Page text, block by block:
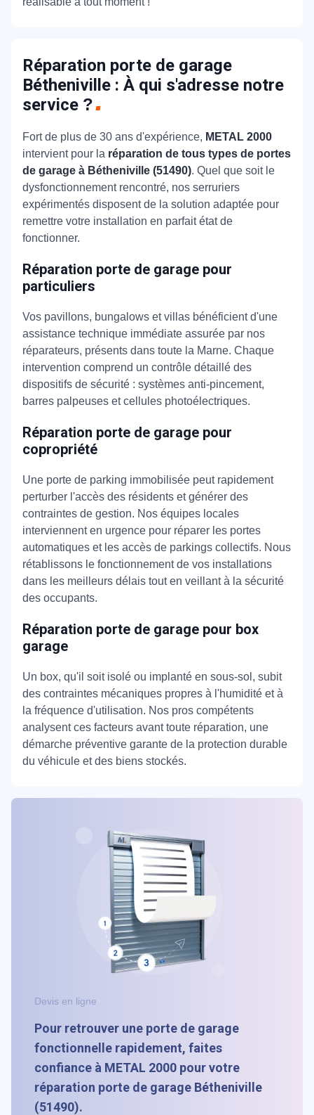
Réparation porte de garage
Bétheniville : À qui s'adresse notre
service ?
Fort de plus de 30 ans d'expérience, METAL 2000
intervient pour la réparation de tous types de portes
de garage à Bétheniville (51490). Quel que soit le
dysfonctionnement rencontré, nos serruriers
expérimentés disposent de la solution adaptée pour
remettre votre installation en parfait état de
fonctionner.
Réparation porte de garage pour
particuliers
Vos pavillons, bungalows et villas bénéficient d'une
assistance technique immédiate assurée par nos
réparateurs, présents dans toute la Marne. Chaque
intervention comprend un contrôle détaillé des
dispositifs de sécurité : systèmes anti-pincement,
barres palpeuses et cellules photoélectriques.
Réparation porte de garage pour
copropriété
Une porte de parking immobilisée peut rapidement
perturber l'accès des résidents et générer des
contraintes de gestion. Nos équipes locales
interviennent en urgence pour réparer les portes
automatiques et les accès de parkings collectifs. Nous
rétablissons le fonctionnement de vos installations
dans les meilleurs délais tout en veillant à la sécurité
des occupants.
Réparation porte de garage pour box
garage
Un box, qu'il soit isolé ou implanté en sous-sol, subit
des contraintes mécaniques propres à l'humidité et à
la fréquence d'utilisation. Nos pros compétents
analysent ces facteurs avant toute réparation, une
démarche préventive garante de la protection durable
du véhicule et des biens stockés.
Devis en ligne
Pour retrouver une porte de garage
fonctionnelle rapidement, faites
confiance à METAL 2000 pour votre
réparation porte de garage Bétheniville
(51490).